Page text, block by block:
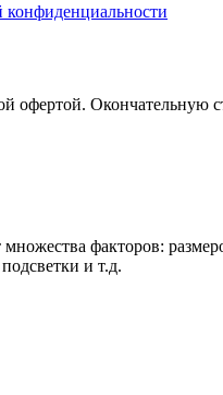
конфиденциальности
Окончательную
факторов:
и т.д.